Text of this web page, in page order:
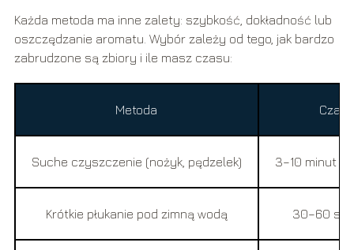
Każda metoda ma inne zalety: szybkość, dokładność lub
oszczędzanie aromatu. Wybór zależy od tego, jak bardzo
zabrudzone są zbiory i ile masz czasu:
Metoda Czas
Suche czyszczenie (nożyk, pędzelek) 3–10 minut
Krótkie płukanie pod zimną wodą 30–60